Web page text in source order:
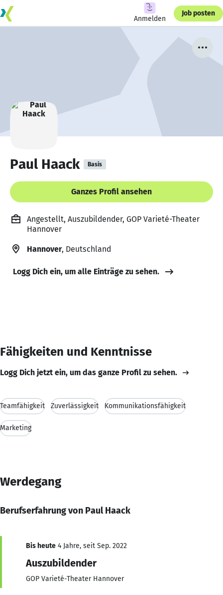
Anmelden
Job posten
Paul Haack Basis
Ganzes Profil ansehen
Angestellt, Auszubildender, GOP Varieté-Theater
Hannover
Hannover, Deutschland
Logg Dich ein, um alle Einträge zu sehen.
Fähigkeiten und Kenntnisse
Logg Dich jetzt ein, um das ganze Profil zu sehen.
Teamfähigkeit Zuverlässigkeit Kommunikationsfähigkeit
Marketing
Werdegang
Berufserfahrung von Paul Haack
Bis heute 4 Jahre, seit Sep. 2022
Auszubildender
GOP Varieté-Theater Hannover